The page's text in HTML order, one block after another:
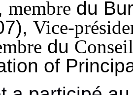
membre du
Vice-
du Conseil
of